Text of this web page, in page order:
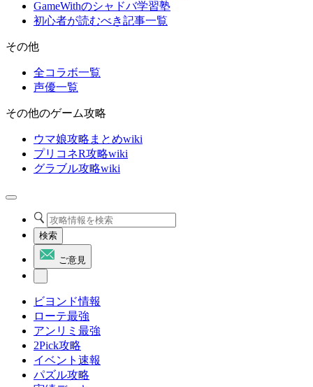
GameWithのシャドバ学習塾
初心者が読むべき記事一覧
その他
全コラボ一覧
声優一覧
その他のゲーム攻略
ウマ娘攻略まとめwiki
プリコネR攻略wiki
グラブル攻略wiki
検索
ご意見
ビヨンド情報
ローテ最強
アンリミ最強
2Pick攻略
イベント速報
パズル攻略